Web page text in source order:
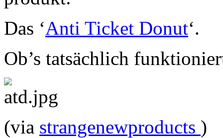
Das ‘Anti Ticket Donut‘.
Ob’s tatsächlich
(via strangenewproducts )